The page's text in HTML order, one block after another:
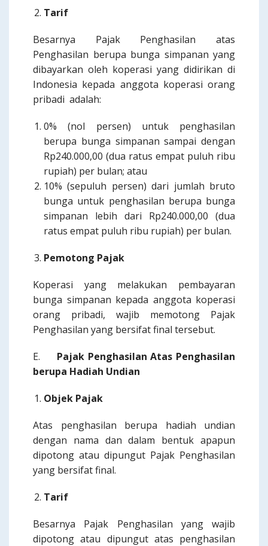
Tarif
Besarnya Pajak Penghasilan atas
Penghasilan berupa bunga simpanan yang
dibayarkan oleh koperasi yang didirikan di
Indonesia kepada anggota koperasi orang
pribadi adalah:
0% (nol persen) untuk penghasilan
berupa bunga simpanan sampai dengan
Rp240.000,00 (dua ratus empat puluh ribu
rupiah) per bulan; atau
10% (sepuluh persen) dari jumlah bruto
bunga untuk penghasilan berupa bunga
simpanan lebih dari Rp240.000,00 (dua
ratus empat puluh ribu rupiah) per bulan.
Pemotong Pajak
Koperasi yang melakukan pembayaran
bunga simpanan kepada anggota koperasi
orang pribadi, wajib memotong Pajak
Penghasilan yang bersifat final tersebut.
E. Pajak Penghasilan Atas Penghasilan
berupa Hadiah Undian
Objek Pajak
Atas penghasilan berupa hadiah undian
dengan nama dan dalam bentuk apapun
dipotong atau dipungut Pajak Penghasilan
yang bersifat final.
Tarif
Besarnya Pajak Penghasilan yang wajib
dipotong atau dipungut atas penghasilan